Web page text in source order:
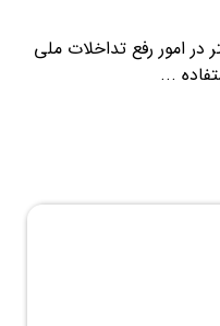
هوایی سال 1342 بیشتر در امور رفع تداخلات ملی
...